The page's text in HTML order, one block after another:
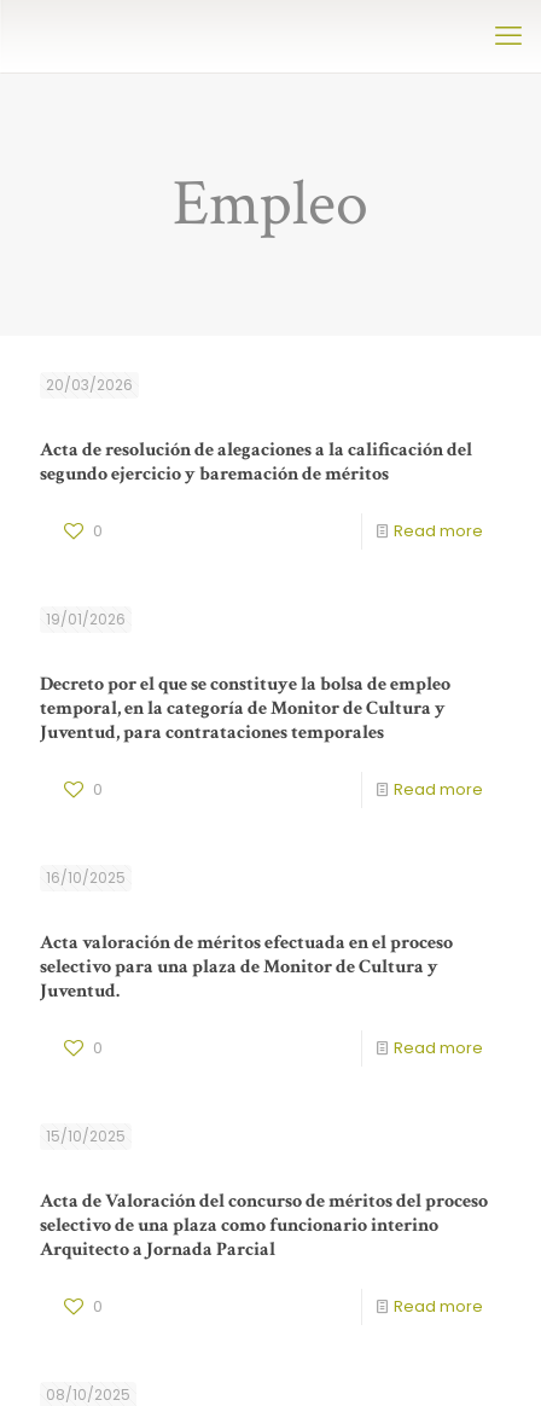
Empleo
20/03/2026
Acta de resolución de alegaciones a la calificación del
segundo ejercicio y baremación de méritos
0 Read more
19/01/2026
Decreto por el que se constituye la bolsa de empleo
temporal, en la categoría de Monitor de Cultura y
Juventud, para contrataciones temporales
0 Read more
16/10/2025
Acta valoración de méritos efectuada en el proceso
selectivo para una plaza de Monitor de Cultura y
Juventud.
0 Read more
15/10/2025
Acta de Valoración del concurso de méritos del proceso
selectivo de una plaza como funcionario interino
Arquitecto a Jornada Parcial
0 Read more
08/10/2025